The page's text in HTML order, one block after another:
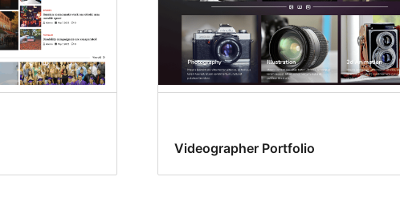
Videographer Portfolio